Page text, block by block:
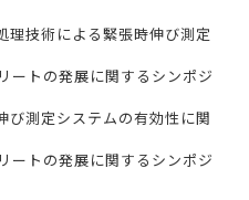
理技術による緊張時伸び測定
ートの発展に関するシンポジ
び測定システムの有効性に関
ートの発展に関するシンポジ